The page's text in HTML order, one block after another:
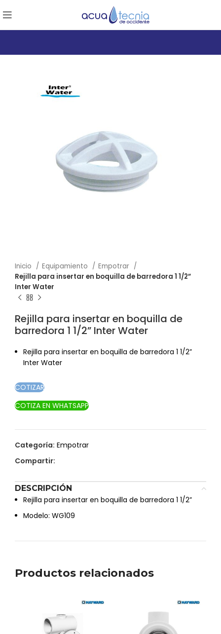
Inicio Equipamiento
Empotrar
Rejilla para insertar en boquilla de barredora 1 1/2”
Inter Water
Rejilla para insertar en boquilla de
barredora 1 1/2” Inter Water
Rejilla para insertar en boquilla de barredora 1 1/2”
Inter Water
COTIZAR
COTIZA EN WHATSAPP
Categoría: Empotrar
Compartir:
DESCRIPCIÓN
Rejilla para insertar en boquilla de barredora 1 1/2”
Modelo: WG109
Productos relacionados